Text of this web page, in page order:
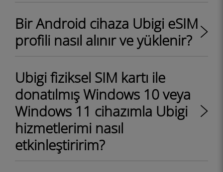
Bir Android cihaza Ubigi eSIM
profili nasıl alınır ve yüklenir?
Ubigi fiziksel SIM kartı ile
donatılmış Windows 10 veya
Windows 11 cihazımla Ubigi
hizmetlerimi nasıl
etkinleştiririm?